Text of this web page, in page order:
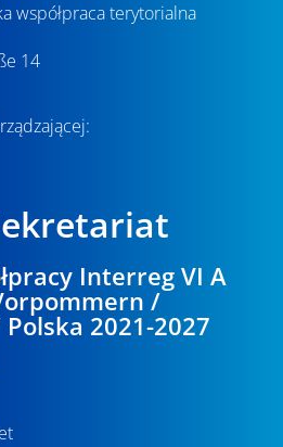
współpraca terytorialna
14
Interreg VI A
/
2021-2027